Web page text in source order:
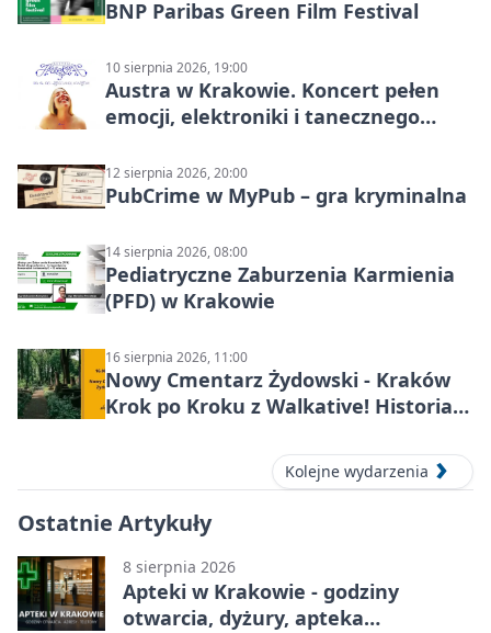
BNP Paribas Green Film Festival
10 sierpnia 2026, 19:00
Austra w Krakowie. Koncert pełen
emocji, elektroniki i tanecznego
12 sierpnia 2026, 20:00
PubCrime w MyPub – gra kryminalna
14 sierpnia 2026, 08:00
Pediatryczne Zaburzenia Karmienia
(PFD) w Krakowie
16 sierpnia 2026, 11:00
Nowy Cmentarz Żydowski - Kraków
Krok po Kroku z Walkative! Historia
Kolejne wydarzenia
Ostatnie Artykuły
8 sierpnia 2026
Apteki w Krakowie - godziny
otwarcia, dyżury, apteka